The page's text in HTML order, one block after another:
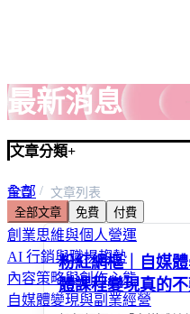
最新消息
文章分類+
全部
線上課程與自我成長
創業思維與個人營運
AI 行銷與職場趨勢
內容策略與創作心態
自媒體變現與副業經營
首頁
文章列表
全部文章
免費 付費
粉紅網樞｜自媒
體課程變現真的不